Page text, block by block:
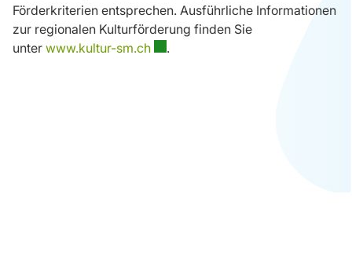
Förderkriterien entsprechen. Ausführliche Informationen
zur regionalen Kulturförderung finden Sie
unter www.kultur-sm.chExterner Link wird in einem neuen
.